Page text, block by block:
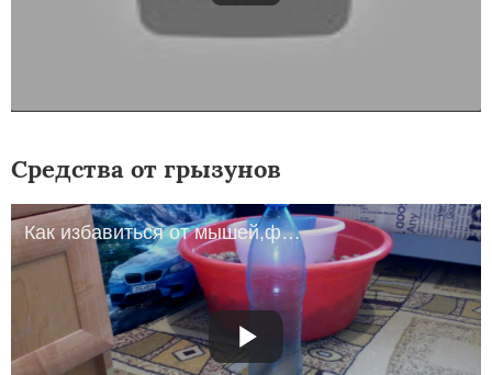
Средства от грызунов
Как избавиться от мышей,фантастика№1